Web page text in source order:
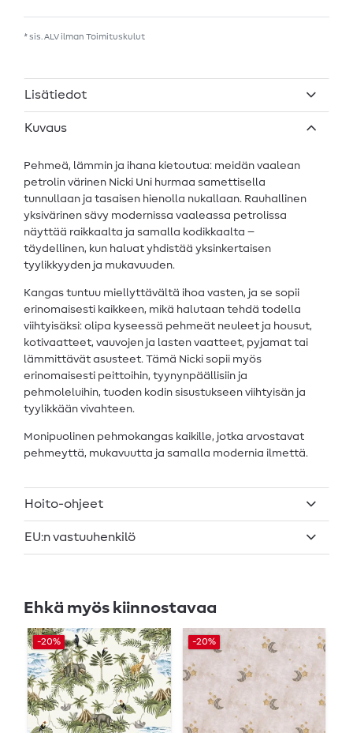
* sis. ALV ilman Toimituskulut
Lisätiedot
Kuvaus
Pehmeä, lämmin ja ihana kietoutua: meidän vaalean
petrolin värinen Nicki Uni hurmaa samettisella
tunnullaan ja tasaisen hienolla nukallaan. Rauhallinen
yksivärinen sävy modernissa vaaleassa petrolissa
näyttää raikkaalta ja samalla kodikkaalta –
täydellinen, kun haluat yhdistää yksinkertaisen
tyylikkyyden ja mukavuuden.
Kangas tuntuu miellyttävältä ihoa vasten, ja se sopii
erinomaisesti kaikkeen, mikä halutaan tehdä todella
viihtyisäksi: olipa kyseessä pehmeät neuleet ja housut,
kotivaatteet, vauvojen ja lasten vaatteet, pyjamat tai
lämmittävät asusteet. Tämä Nicki sopii myös
erinomaisesti peittoihin, tyynynpäällisiin ja
pehmoleluihin, tuoden kodin sisustukseen viihtyisän ja
tyylikkään vivahteen.
Monipuolinen pehmokangas kaikille, jotka arvostavat
pehmeyttä, mukavuutta ja samalla modernia ilmettä.
Hoito-ohjeet
EU:n vastuuhenkilö
Ehkä myös kiinnostavaa
-20% -20%